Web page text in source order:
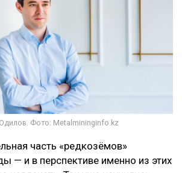
Фото: Metalmininginfo.kz
часть «редкозёмов»
— и в перспективе именно из этих